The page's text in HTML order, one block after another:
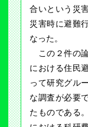
合いという災
災害時に避難
なった。
この２件の
における住民
って研究グル
な調査が必要
たものである